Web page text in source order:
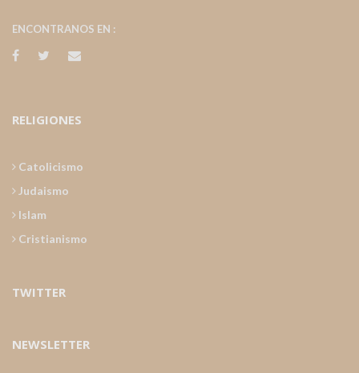
ENCONTRANOS EN :
RELIGIONES
Catolicismo
Judaismo
Islam
Cristianismo
TWITTER
NEWSLETTER